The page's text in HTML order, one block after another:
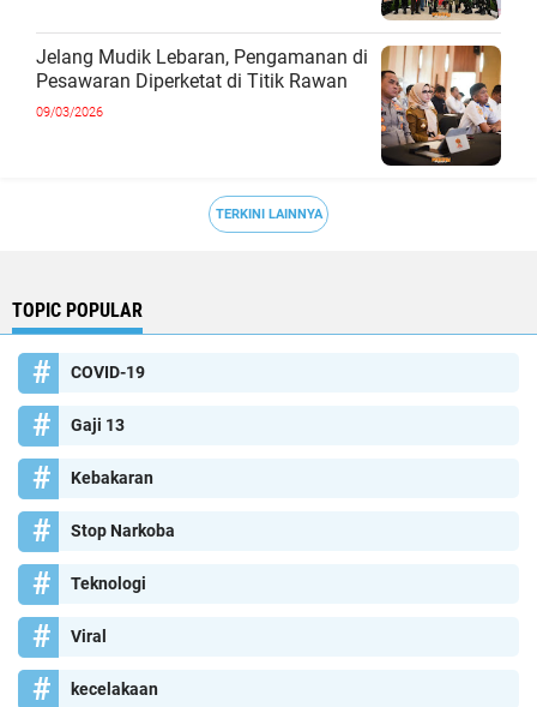
Jelang Mudik Lebaran, Pengamanan di
Pesawaran Diperketat di Titik Rawan
09/03/2026
TERKINI LAINNYA
TOPIC POPULAR
COVID-19
Gaji 13
Kebakaran
Stop Narkoba
Teknologi
Viral
kecelakaan